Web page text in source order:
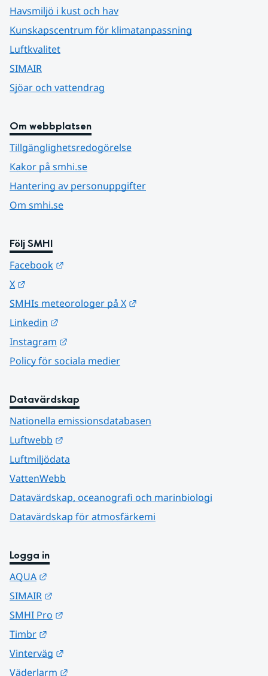
Havsmiljö i kust och hav
Kunskapscentrum för klimatanpassning
Luftkvalitet
SIMAIR
Sjöar och vattendrag
Om webbplatsen
Tillgänglighetsredogörelse
Kakor på smhi.se
Hantering av personuppgifter
Om smhi.se
Följ SMHI
Facebook
X
SMHIs meteorologer på X
Linkedin
Instagram
Policy för sociala medier
Datavärdskap
Nationella emissionsdatabasen
Luftwebb
Luftmiljödata
VattenWebb
Datavärdskap, oceanografi och marinbiologi
Datavärdskap för atmosfärkemi
Logga in
AQUA
SIMAIR
SMHI Pro
Timbr
Vinterväg
Väderlarm